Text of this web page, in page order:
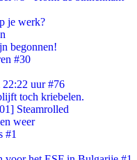
je werk?
begonnen!
#30
uur #76
toch kriebelen.
Steamrolled
weer
#1